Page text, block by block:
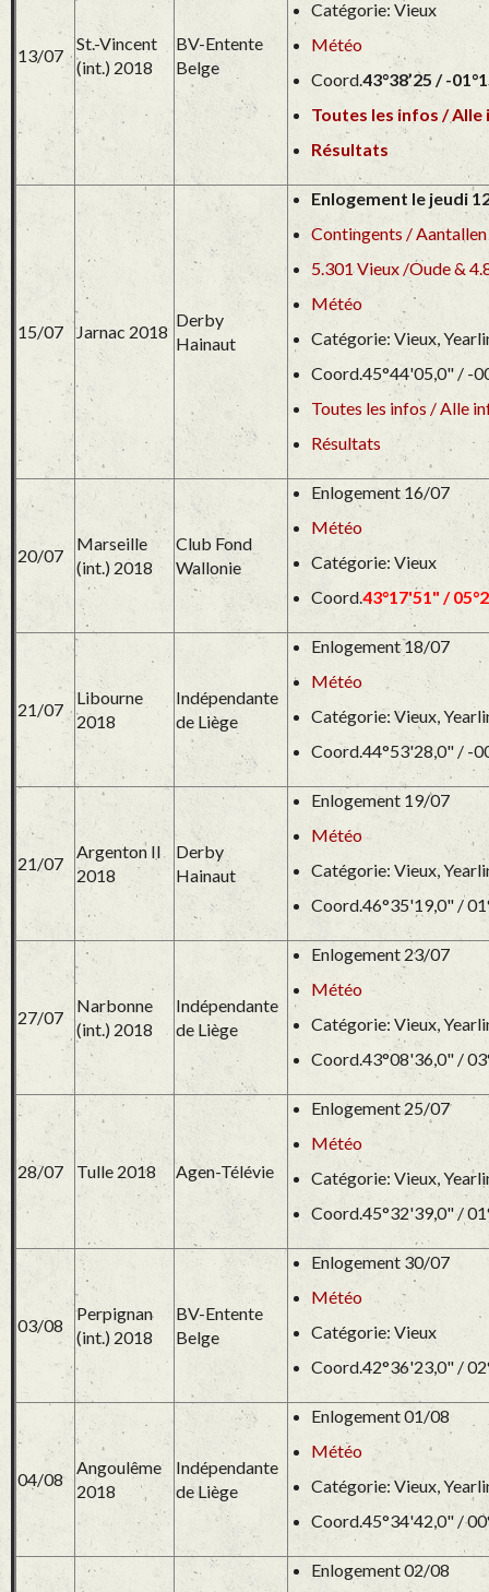
13/07
St.-Vincent
(int.) 2018
BV-Entente
Belge
Catégorie: Vieux
Météo
Coord.43°38’25 / -
Toutes les infos / Alle
Résultats
15/07 Jarnac 2018
Derby
Hainaut
Enlogement le jeudi
Contingents /
5.301 Vieux /Oude &
Météo
Catégorie: Vieux,
Coord.45°44'05,0" / -
Toutes les infos / Alle
Résultats
20/07
Marseille
(int.) 2018
Club Fond
Wallonie
Enlogement 16/07
Météo
Catégorie: Vieux
Coord.43°17'51" /
21/07
Libourne
2018
Indépendante
de Liège
Enlogement 18/07
Météo
Catégorie: Vieux,
Coord.44°53'28,0" / -
21/07
Argenton II
2018
Derby
Hainaut
Enlogement 19/07
Météo
Catégorie: Vieux,
Coord.46°35'19,0" /
27/07
Narbonne
(int.) 2018
Indépendante
de Liège
Enlogement 23/07
Météo
Catégorie: Vieux,
Coord.43°08'36,0" /
28/07 Tulle 2018 Agen-Télévie
Enlogement 25/07
Météo
Catégorie: Vieux,
Coord.45°32'39,0" /
03/08
Perpignan
(int.) 2018
BV-Entente
Belge
Enlogement 30/07
Météo
Catégorie: Vieux
Coord.42°36'23,0" /
04/08
Angoulême
2018
Indépendante
de Liège
Enlogement 01/08
Météo
Catégorie: Vieux,
Coord.45°34'42,0" /
Enlogement 02/08